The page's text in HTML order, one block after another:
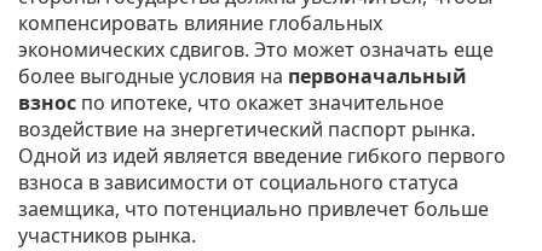
компенсировать влияние глобальных
экономических сдвигов. Это может означать еще
более выгодные условия на первоначальный
взнос по ипотеке, что окажет значительное
воздействие на знергетический паспорт рынка.
Одной из идей является введение гибкого первого
взноса в зависимости от социального статуса
заемщика, что потенциально привлечет больше
участников рынка.